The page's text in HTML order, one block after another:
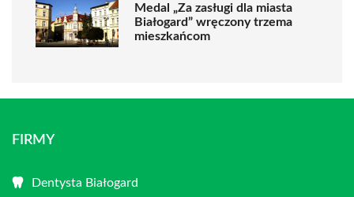
Medal „Za zasługi dla miasta
Białogard” wręczony trzema
mieszkańcom
FIRMY
Dentysta Białogard